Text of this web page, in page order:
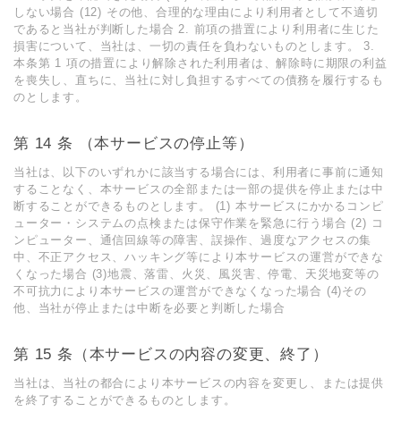
しない場合 (12) その他、合理的な理由により利⽤者として不適切
であると当社が判断した場合 2. 前項の措置により利⽤者に⽣じた
損害について、当社は、⼀切の責任を負わないものとします。 3.
本条第 1 項の措置により解除された利⽤者は、解除時に期限の利益
を喪失し、直ちに、当社に対し負担するすべての債務を履⾏するも
のとします。
第 14 条 （本サービスの停⽌等）
当社は、以下のいずれかに該当する場合には、利⽤者に事前に通知
することなく、本サービスの全部または⼀部の提供を停⽌または中
断することができるものとします。 (1) 本サービスにかかるコンピ
ューター・システムの点検または保守作業を緊急に⾏う場合 (2) コ
ンピューター、通信回線等の障害、誤操作、過度なアクセスの集
中、不正アクセス、ハッキング等により本サービスの運営ができな
くなった場合 (3)地震、落雷、⽕災、⾵災害、停電、天災地変等の
不可抗⼒により本サービスの運営ができなくなった場合 (4)その
他、当社が停⽌または中断を必要と判断した場合
第 15 条（本サービスの内容の変更、終了）
当社は、当社の都合により本サービスの内容を変更し、または提供
を終了することができるものとします。